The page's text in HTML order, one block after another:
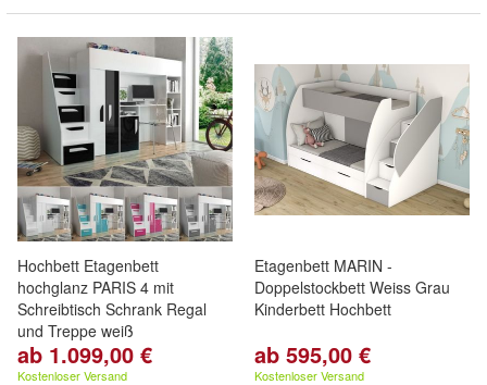
Hochbett Etagenbett
hochglanz PARIS 4 mit
Schreibtisch Schrank Regal
und Treppe weiß
ab 1.099,00 €
Kostenloser Versand
Etagenbett MARIN -
Doppelstockbett Weiss Grau
Kinderbett Hochbett
ab 595,00 €
Kostenloser Versand